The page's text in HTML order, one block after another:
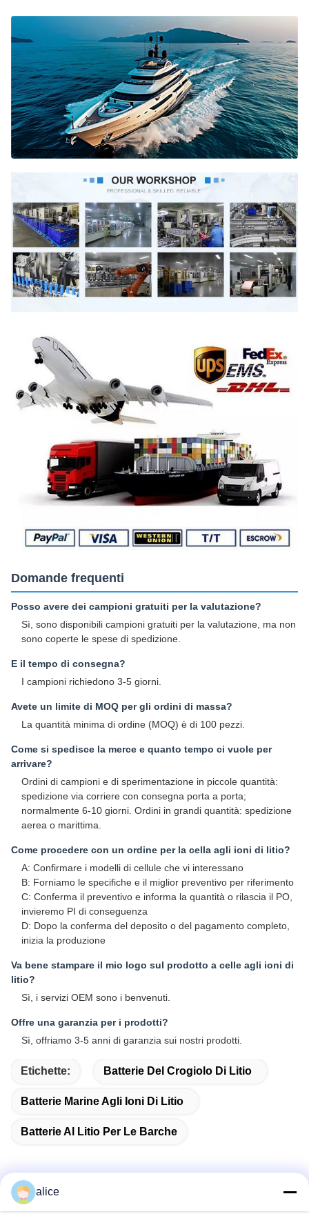
Domande frequenti
Posso avere dei campioni gratuiti per la valutazione?
Sì, sono disponibili campioni gratuiti per la valutazione, ma non
sono coperte le spese di spedizione.
E il tempo di consegna?
I campioni richiedono 3-5 giorni.
Avete un limite di MOQ per gli ordini di massa?
La quantità minima di ordine (MOQ) è di 100 pezzi.
Come si spedisce la merce e quanto tempo ci vuole per
arrivare?
Ordini di campioni e di sperimentazione in piccole quantità:
spedizione via corriere con consegna porta a porta;
normalmente 6-10 giorni. Ordini in grandi quantità: spedizione
aerea o marittima.
Come procedere con un ordine per la cella agli ioni di litio?
A: Confirmare i modelli di cellule che vi interessano
B: Forniamo le specifiche e il miglior preventivo per riferimento
C: Conferma il preventivo e informa la quantità o rilascia il PO,
invieremo PI di conseguenza
D: Dopo la conferma del deposito o del pagamento completo,
inizia la produzione
Va bene stampare il mio logo sul prodotto a celle agli ioni di
litio?
Sì, i servizi OEM sono i benvenuti.
Offre una garanzia per i prodotti?
Sì, offriamo 3-5 anni di garanzia sui nostri prodotti.
Etichette: Batterie Del Crogiolo Di Litio
Batterie Marine Agli Ioni Di Litio
Batterie Al Litio Per Le Barche
alice